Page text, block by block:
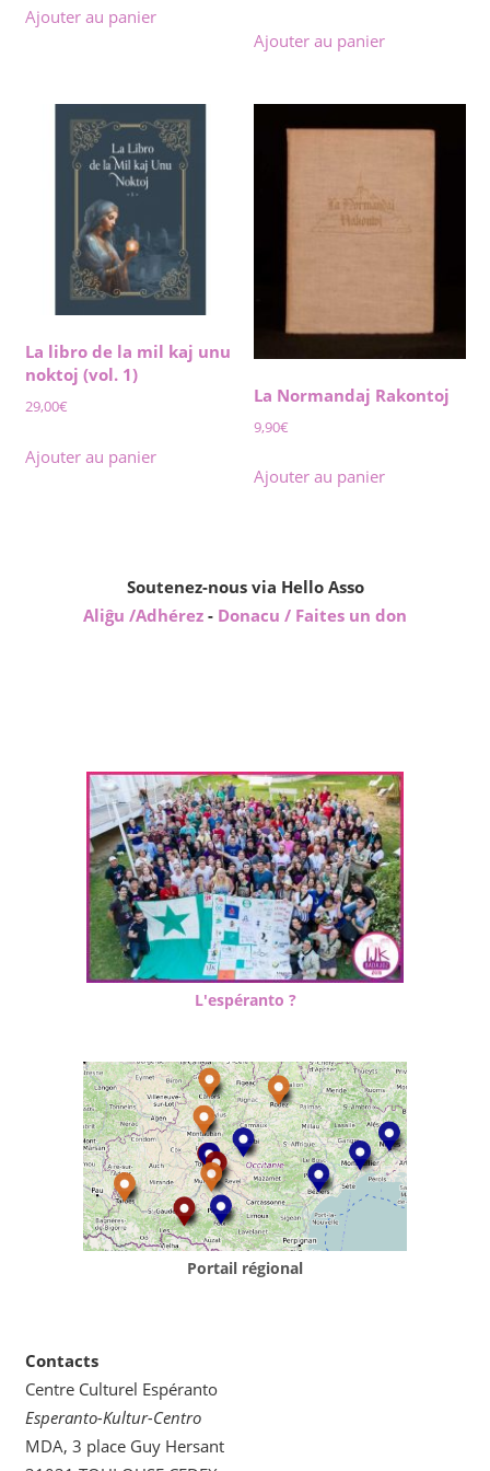
Ajouter au panier
initial actuel
Ajouter au panier
La libro de la mil kaj unu
noktoj (vol. 1)
29,00€
Ajouter au panier
La Normandaj Rakontoj
9,90€
Ajouter au panier
Soutenez-nous via Hello Asso
Aliĝu /Adhérez - Donacu / Faites un don
L'espéranto ?
Portail régional
Contacts
Centre Culturel Espéranto
Esperanto-Kultur-Centro
MDA, 3 place Guy Hersant